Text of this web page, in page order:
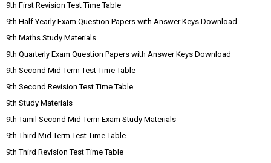
9th First Revision Test Time Table
9th Half Yearly Exam Question Papers with Answer Keys Download
9th Maths Study Materials
9th Quarterly Exam Question Papers with Answer Keys Download
9th Second Mid Term Test Time Table
9th Second Revision Test Time Table
9th Study Materials
9th Tamil Second Mid Term Exam Study Materials
9th Third Mid Term Test Time Table
9th Third Revision Test Time Table